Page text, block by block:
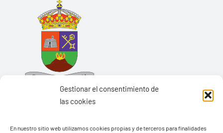
Gestionar el consentimiento de
las cookies
En nuestro sitio web utilizamos cookies propias y de terceros para finalidades